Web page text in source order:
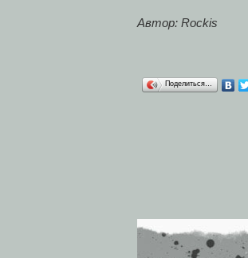
Автор: Rockis
Поделиться…